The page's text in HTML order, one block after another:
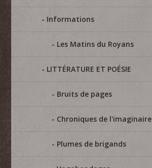
Informations
Les Matins du Royans
LITTÉRATURE ET POÉSIE
Bruits de pages
Chroniques de l'imaginaire
Plumes de brigands